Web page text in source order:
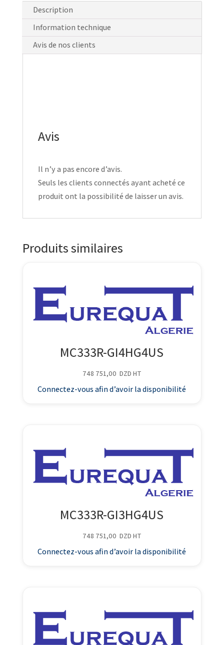
Description
Information technique
Avis de nos clients
Avis
Il n’y a pas encore d’avis.
Seuls les clients connectés ayant acheté ce
produit ont la possibilité de laisser un avis.
Produits similaires
MC333R-GI4HG4US
748 751,00 DZD HT
Connectez-vous afin d’avoir la disponibilité
MC333R-GI3HG4US
748 751,00 DZD HT
Connectez-vous afin d’avoir la disponibilité